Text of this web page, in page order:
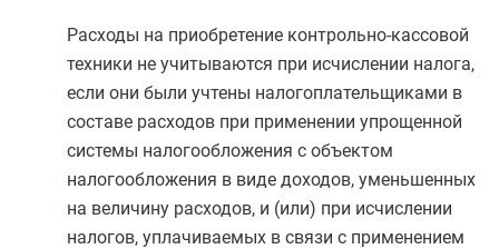
Расходы на приобретение контрольно-кассовой
техники не учитываются при исчислении налога,
если они были учтены налогоплательщиками в
составе расходов при применении упрощенной
системы налогообложения с объектом
налогообложения в виде доходов, уменьшенных
на величину расходов, и (или) при исчислении
налогов, уплачиваемых в связи с применением